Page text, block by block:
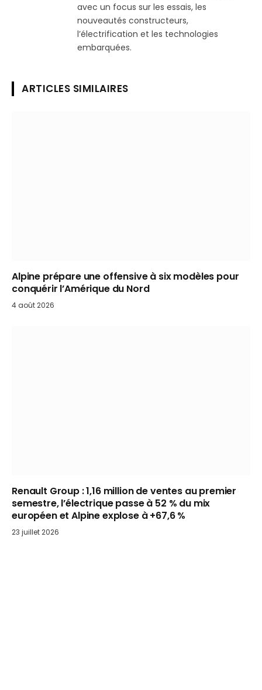
avec un focus sur les essais, les
nouveautés constructeurs,
l’électrification et les technologies
embarquées.
ARTICLES SIMILAIRES
Alpine prépare une offensive à six modèles pour
conquérir l’Amérique du Nord
4 août 2026
Renault Group : 1,16 million de ventes au premier
semestre, l’électrique passe à 52 % du mix
européen et Alpine explose à +67,6 %
23 juillet 2026